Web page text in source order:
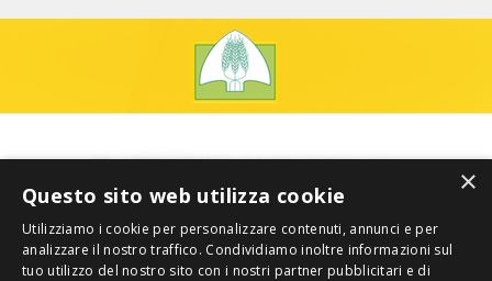
×
Questo sito web utilizza cookie
Utilizziamo i cookie per personalizzare contenuti, annunci e per
analizzare il nostro traffico. Condividiamo inoltre informazioni sul
tuo utilizzo del nostro sito con i nostri partner pubblicitari e di